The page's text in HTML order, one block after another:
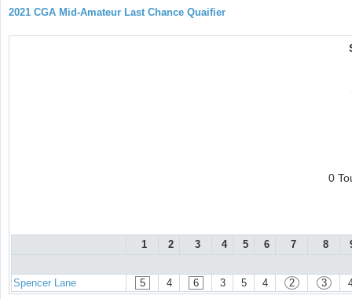
2021 CGA Mid-Amateur Last Chance Quaifier
0
1 2 3 4 5 6 7 8
Spencer Lane 5 4 6 3 5 4 2 3